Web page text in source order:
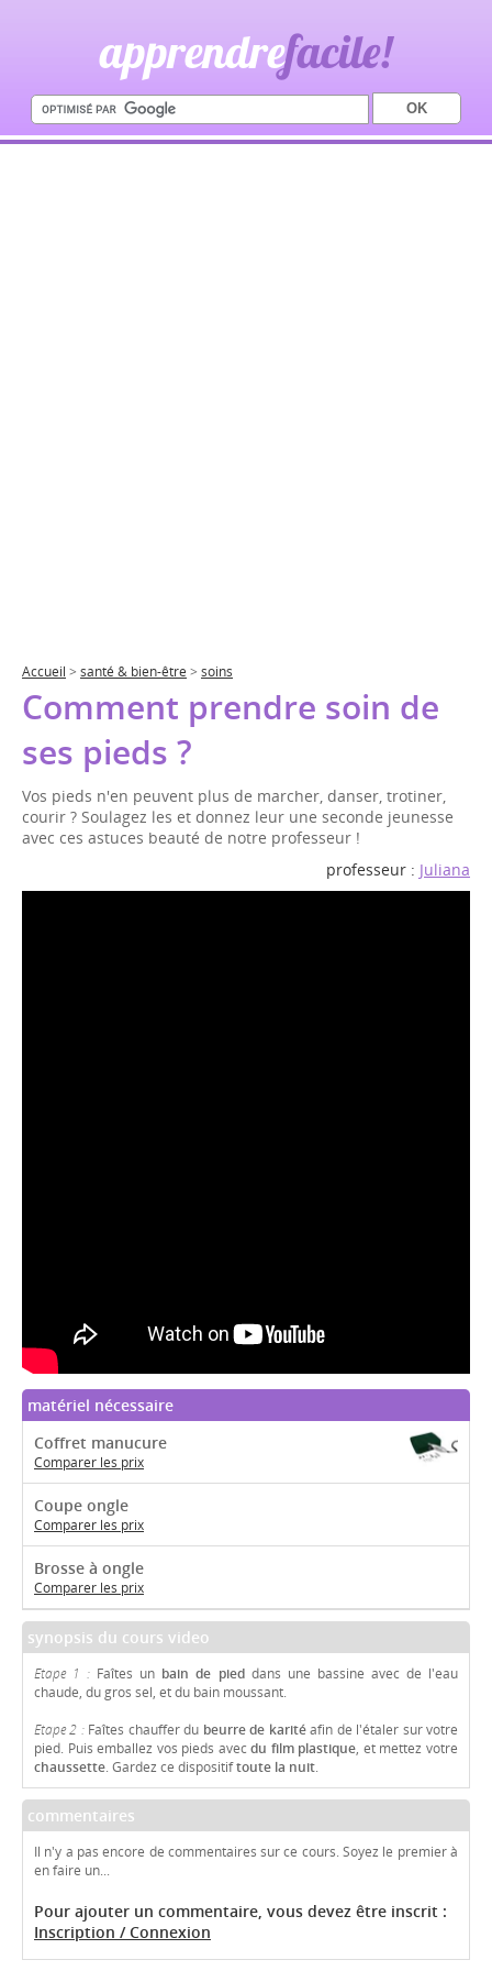
apprendrefacile!
Accueil > santé & bien-être > soins
Comment prendre soin de
ses pieds ?
Vos pieds n'en peuvent plus de marcher, danser, trotiner,
courir ? Soulagez les et donnez leur une seconde jeunesse
avec ces astuces beauté de notre professeur !
professeur : Juliana
matériel nécessaire
Coffret manucure
Comparer les prix
Coupe ongle
Comparer les prix
Brosse à ongle
Comparer les prix
synopsis du cours video
Etape 1 : Faîtes un bain de pieddans une bassine avec de l'eau
chaude, du gros sel, et du bain moussant.
Etape 2 :Faîtes chauffer du beurre de karitéafin de l'étaler sur votre
pied. Puis emballez vos pieds avecdu film plastique, et mettez votre
chaussette. Gardez ce dispositiftoute la nuit.
commentaires
Il n'y a pas encore de commentaires sur ce cours. Soyez le premier à
en faire un...
Pour ajouter un commentaire, vous devez être inscrit :
Inscription / Connexion